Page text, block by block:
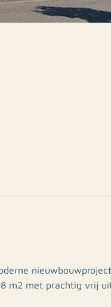
nieuwbouwproject
m2 met prachtig vrij